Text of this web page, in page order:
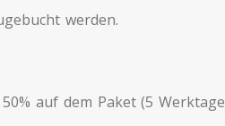
werden.
auf dem Paket (5